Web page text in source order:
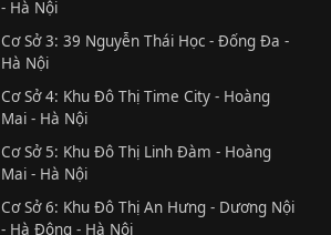
- Hà Nội
Cơ Sở 3: 39 Nguyễn Thái Học - Đống Đa -
Hà Nội
Cơ Sở 4: Khu Đô Thị Time City - Hoàng
Mai - Hà Nội
Cơ Sở 5: Khu Đô Thị Linh Đàm - Hoàng
Mai - Hà Nội
Cơ Sở 6: Khu Đô Thị An Hưng - Dương Nội
- Hà Đông - Hà Nội